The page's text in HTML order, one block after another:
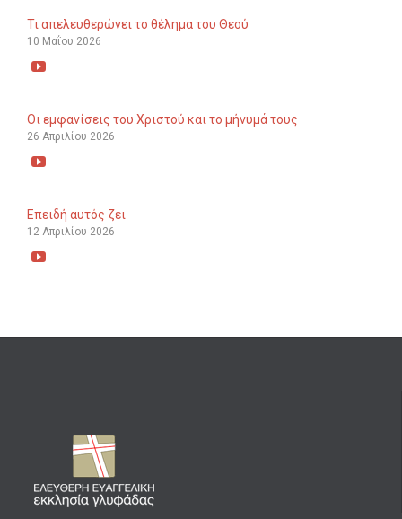
Τι απελευθερώνει το θέλημα του Θεού
10 Μαΐου 2026

Οι εμφανίσεις του Χριστού και το μήνυμά τους
26 Απριλίου 2026

Επειδή αυτός ζει
12 Απριλίου 2026
